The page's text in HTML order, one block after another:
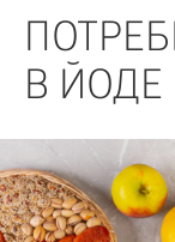
В ЙОДЕ
КРАСОТА
ПСИХОЛОГИЯ
ДОМ
КАК?